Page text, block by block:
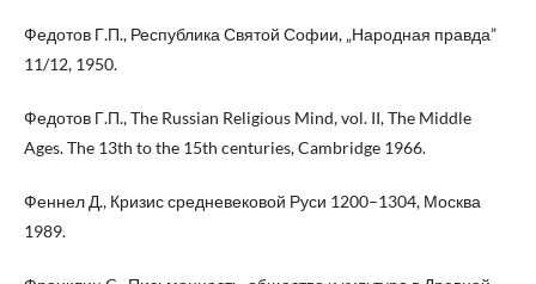
Федотов Г.П., Республика Святой Софии, „Народная правда”
11/12, 1950.
Федотов Г.П., The Russian Religious Mind, vol. II, The Middle
Ages. The 13th to the 15th centuries, Cambridge 1966.
Феннел Д., Кризис средневековой Руси 1200–1304, Москва
1989.